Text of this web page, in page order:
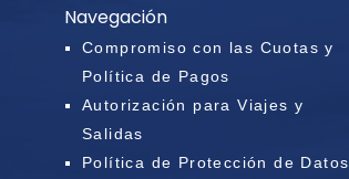
Navegación
Compromiso con las Cuotas y
Política de Pagos
Autorización para Viajes y
Salidas
Política de Protección de Datos